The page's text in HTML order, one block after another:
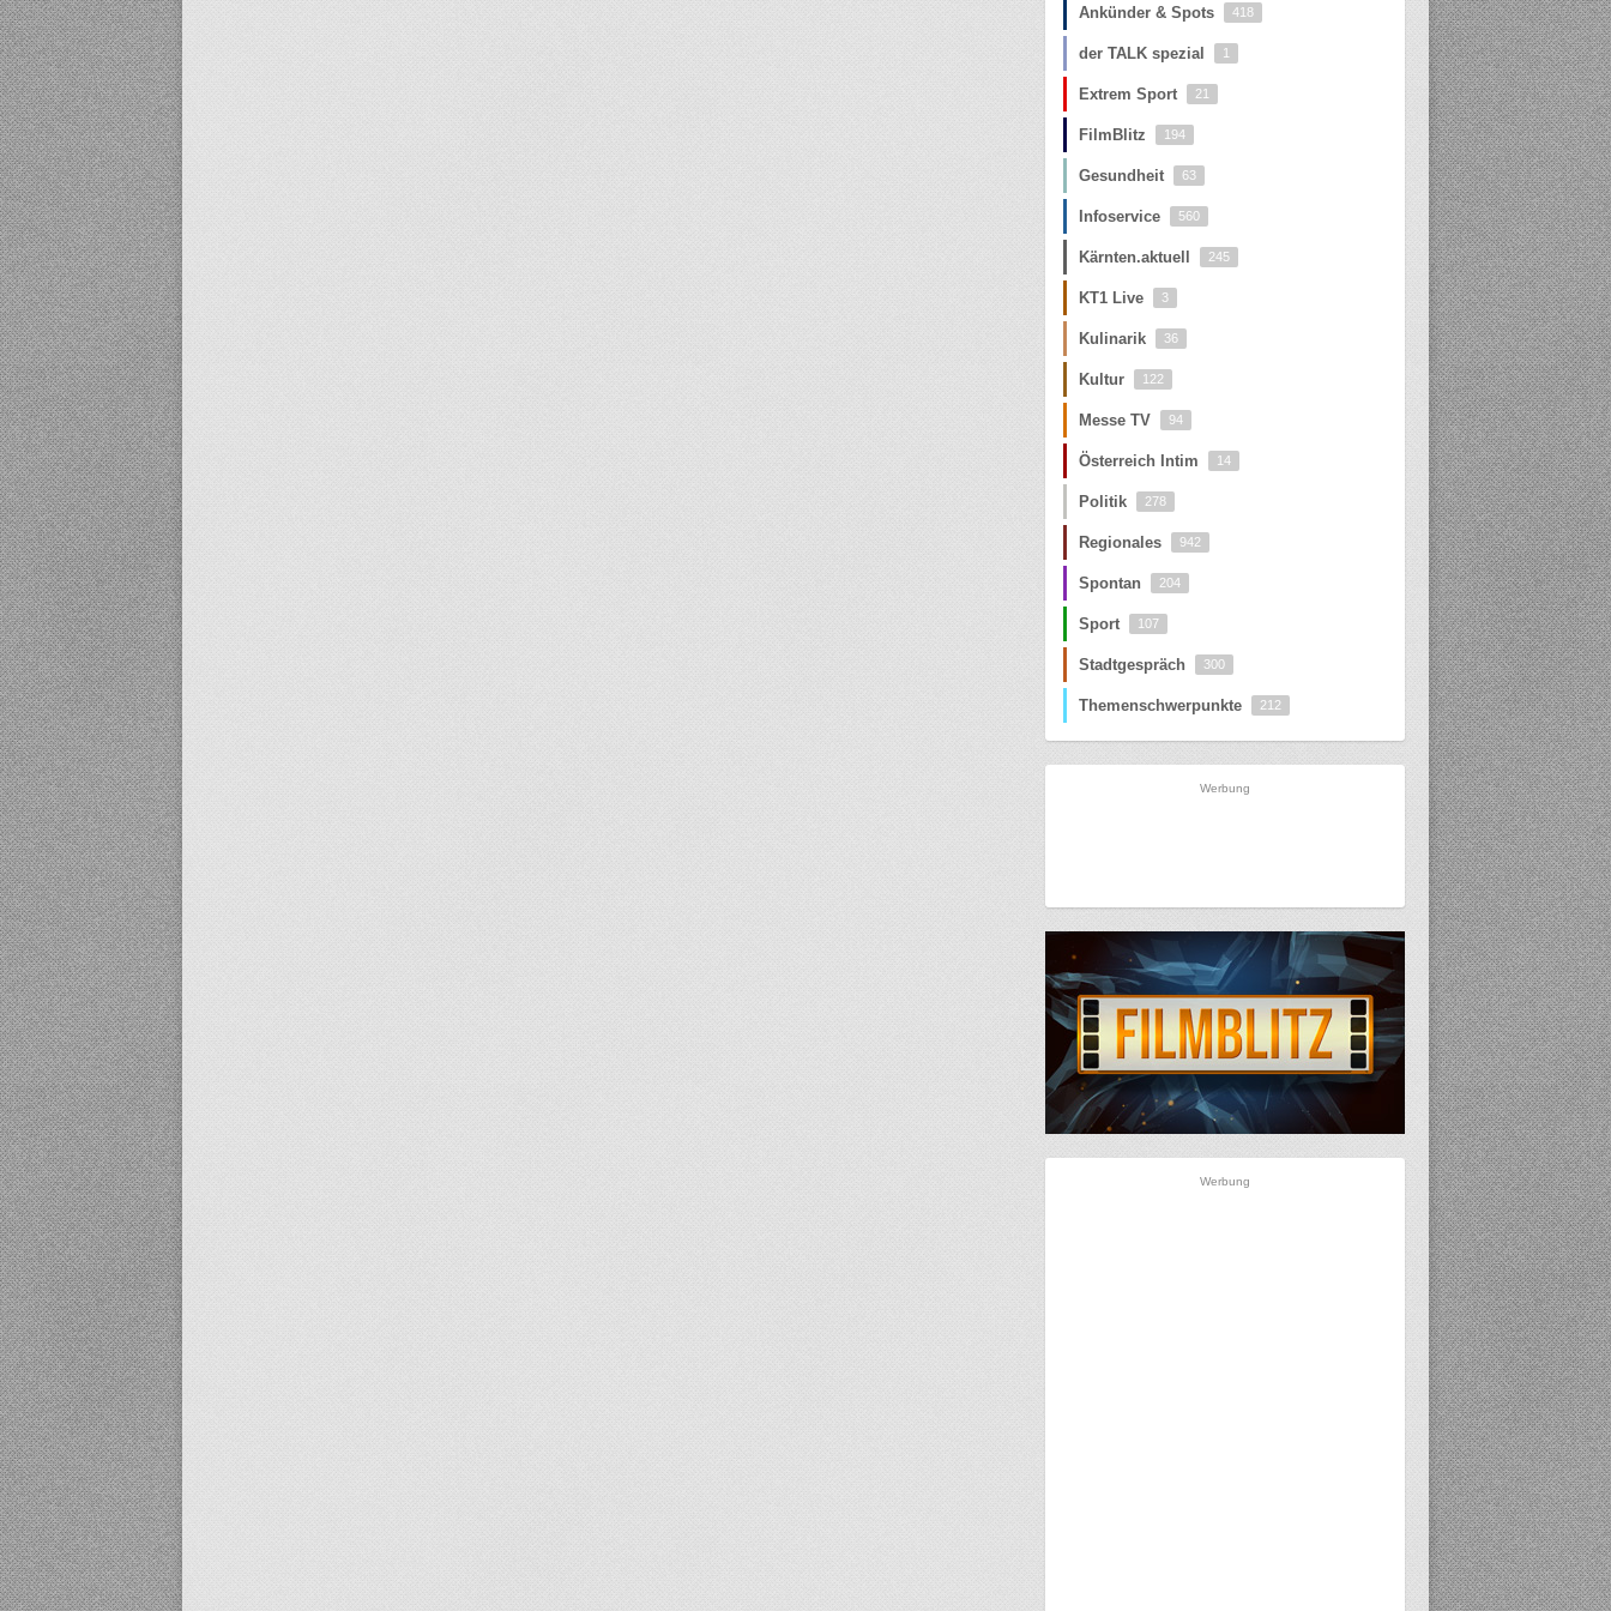
Ankünder & Spots 418
der TALK spezial 1
Extrem Sport 21
FilmBlitz 194
Gesundheit 63
Infoservice 560
Kärnten.aktuell 245
KT1 Live 3
Kulinarik 36
Kultur 122
Messe TV 94
Österreich Intim 14
Politik 278
Regionales 942
Spontan 204
Sport 107
Stadtgespräch 300
Themenschwerpunkte 212
Werbung
Werbung